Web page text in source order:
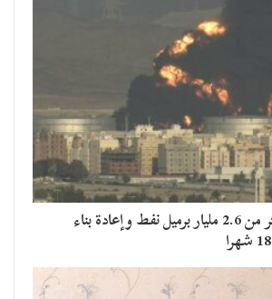
أرامكو: فقدان أكثر من 2.6 مليار برميل نفط وإعادة بناء